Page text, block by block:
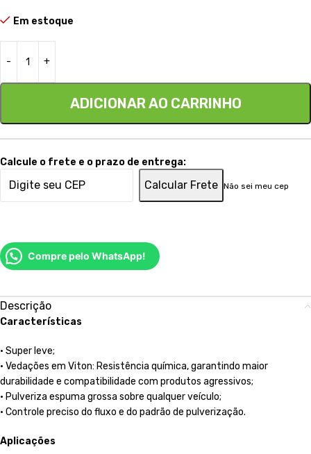
Em estoque
ADICIONAR AO CARRINHO
Calcule o frete e o prazo de entrega:
Calcular Frete Não sei meu cep
Compre pelo WhatsApp!
Descrição
Características
• Super leve;
• Vedações em Viton: Resistência química, garantindo maior
durabilidade e compatibilidade com produtos agressivos;
• Pulveriza espuma grossa sobre qualquer veículo;
• Controle preciso do fluxo e do padrão de pulverização.
Aplicações